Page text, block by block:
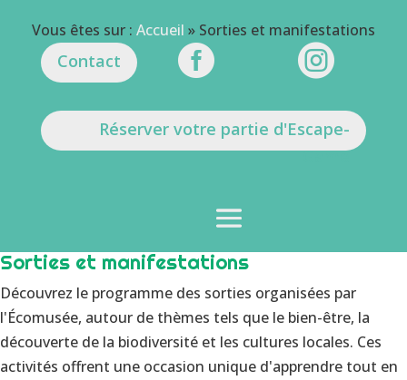
Vous êtes sur : Accueil » Sorties et manifestations
Contact  
Réserver votre partie d'Escape-
Game
Sorties et manifestations
Découvrez le programme des sorties organisées par
l'Écomusée, autour de thèmes tels que le bien-être, la
découverte de la biodiversité et les cultures locales. Ces
activités offrent une occasion unique d'apprendre tout en